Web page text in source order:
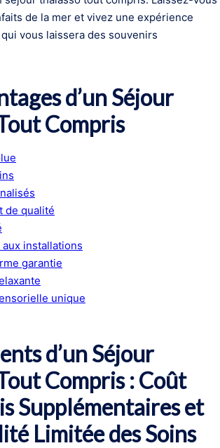
de la mer et vivez une expérience
vous laissera des souvenirs
d’un Séjour
Compris
de qualité
installations
garantie
unique
d’un Séjour
Compris : Coût
Supplémentaires et
Limitée des Soins